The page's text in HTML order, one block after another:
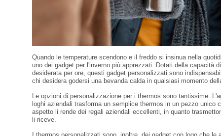
Quando le temperature scendono e il freddo si insinua nella
uno dei gadget per l'inverno più apprezzati. Dotati della capacità
desiderata per ore, questi gadget personalizzati sono
chi desidera godersi una bevanda calda in qualsiasi momento
Le opzioni di personalizzazione per i thermos sono tantissime.
loghi aziendali trasforma un semplice thermos in un pezzo unico
aspetto li rende dei regali aziendali eccellenti, in quanto
li riceve.